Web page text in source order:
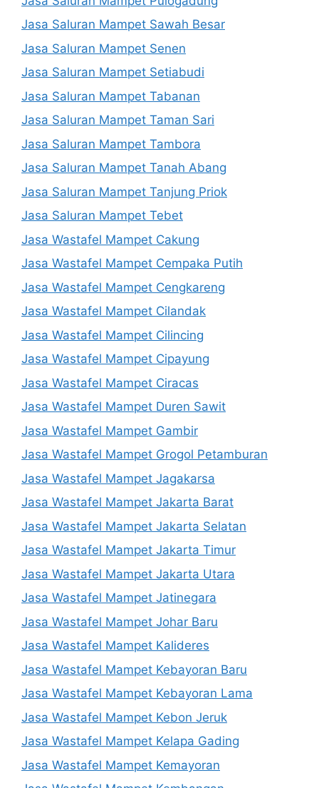
Jasa Saluran Mampet Sawah Besar
Jasa Saluran Mampet Senen
Jasa Saluran Mampet Setiabudi
Jasa Saluran Mampet Tabanan
Jasa Saluran Mampet Taman Sari
Jasa Saluran Mampet Tambora
Jasa Saluran Mampet Tanah Abang
Jasa Saluran Mampet Tanjung Priok
Jasa Saluran Mampet Tebet
Jasa Wastafel Mampet Cakung
Jasa Wastafel Mampet Cempaka Putih
Jasa Wastafel Mampet Cengkareng
Jasa Wastafel Mampet Cilandak
Jasa Wastafel Mampet Cilincing
Jasa Wastafel Mampet Cipayung
Jasa Wastafel Mampet Ciracas
Jasa Wastafel Mampet Duren Sawit
Jasa Wastafel Mampet Gambir
Jasa Wastafel Mampet Grogol Petamburan
Jasa Wastafel Mampet Jagakarsa
Jasa Wastafel Mampet Jakarta Barat
Jasa Wastafel Mampet Jakarta Selatan
Jasa Wastafel Mampet Jakarta Timur
Jasa Wastafel Mampet Jakarta Utara
Jasa Wastafel Mampet Jatinegara
Jasa Wastafel Mampet Johar Baru
Jasa Wastafel Mampet Kalideres
Jasa Wastafel Mampet Kebayoran Baru
Jasa Wastafel Mampet Kebayoran Lama
Jasa Wastafel Mampet Kebon Jeruk
Jasa Wastafel Mampet Kelapa Gading
Jasa Wastafel Mampet Kemayoran